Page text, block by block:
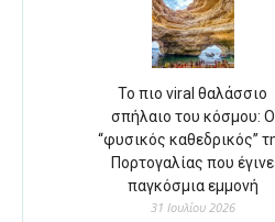
Το πιο viral θαλάσσιο
σπήλαιο του κόσμου: Ο
“φυσικός καθεδρικός”
Πορτογαλίας που έγινε
παγκόσμια εμμονή
31 Ιουλίου 2026